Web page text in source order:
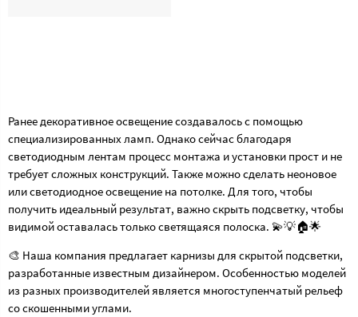
Ранее декоративное освещение создавалось с помощью
специализированных ламп. Однако сейчас благодаря
светодиодным лентам процесс монтажа и установки прост и не
требует сложных конструкций. Также можно сделать неоновое
или светодиодное освещение на потолке. Для того, чтобы
получить идеальный результат, важно скрыть подсветку, чтобы
видимой оставалась только светящаяся полоска. 💫💡🏠🌟
🎨 Наша компания предлагает карнизы для скрытой подсветки,
разработанные известным дизайнером. Особенностью моделей
из разных производителей является многоступенчатый рельеф
со скошенными углами.